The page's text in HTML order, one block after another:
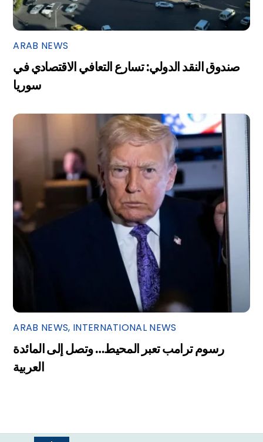
ARAB NEWS
صندوق النقد الدولي: تسارع التعافي الاقتصادي في
سوريا
ARAB NEWS, INTERNATIONAL NEWS
رسوم ترامب تعبر المحيط… وتصل إلى المائدة
العربية